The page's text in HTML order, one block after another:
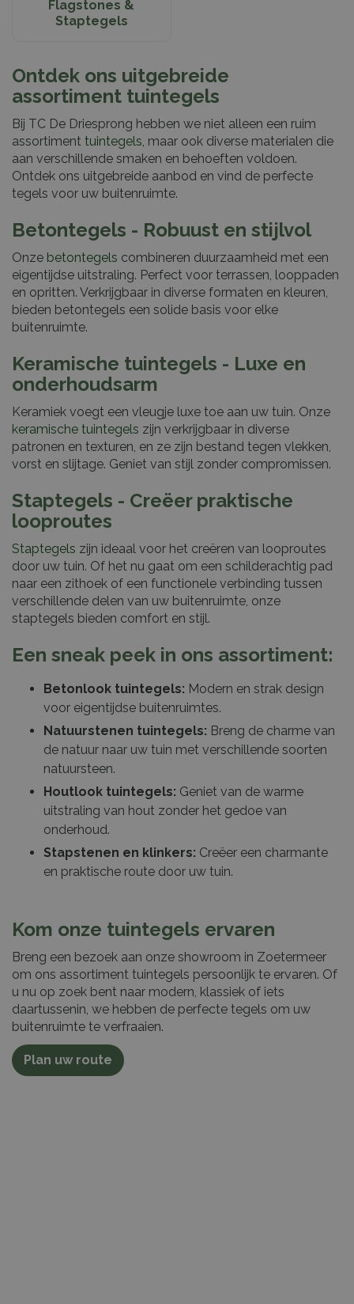
Flagstones &
Staptegels
Ontdek ons uitgebreide
assortiment tuintegels
Bij TC De Driesprong hebben we niet alleen een ruim
assortiment tuintegels, maar ook diverse materialen die
aan verschillende smaken en behoeften voldoen.
Ontdek ons uitgebreide aanbod en vind de perfecte
tegels voor uw buitenruimte.
Betontegels - Robuust en stijlvol
Onze betontegels combineren duurzaamheid met een
eigentijdse uitstraling. Perfect voor terrassen, looppaden
en opritten. Verkrijgbaar in diverse formaten en kleuren,
bieden betontegels een solide basis voor elke
buitenruimte.
Keramische tuintegels - Luxe en
onderhoudsarm
Keramiek voegt een vleugje luxe toe aan uw tuin. Onze
keramische tuintegels zijn verkrijgbaar in diverse
patronen en texturen, en ze zijn bestand tegen vlekken,
vorst en slijtage. Geniet van stijl zonder compromissen.
Staptegels - Creëer praktische
looproutes
Staptegels zijn ideaal voor het creëren van looproutes
door uw tuin. Of het nu gaat om een schilderachtig pad
naar een zithoek of een functionele verbinding tussen
verschillende delen van uw buitenruimte, onze
staptegels bieden comfort en stijl.
Een sneak peek in ons assortiment:
Betonlook tuintegels: Modern en strak design
voor eigentijdse buitenruimtes.
Natuurstenen tuintegels: Breng de charme van
de natuur naar uw tuin met verschillende soorten
natuursteen.
Houtlook tuintegels: Geniet van de warme
uitstraling van hout zonder het gedoe van
onderhoud.
Stapstenen en klinkers: Creëer een charmante
en praktische route door uw tuin.
Kom onze tuintegels ervaren
Breng een bezoek aan onze showroom in Zoetermeer
om ons assortiment tuintegels persoonlijk te ervaren. Of
u nu op zoek bent naar modern, klassiek of iets
daartussenin, we hebben de perfecte tegels om uw
buitenruimte te verfraaien.
Plan uw route